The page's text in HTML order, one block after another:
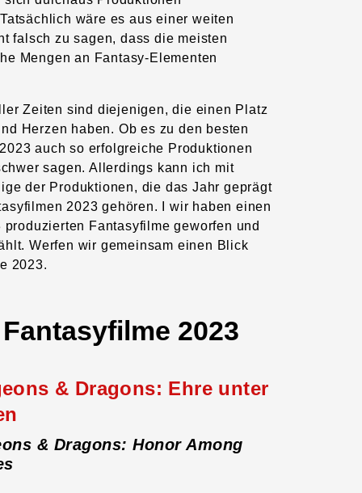
wäre es aus einer weiten
falsch zu sagen, dass die meisten
Mengen an Fantasy-Elementen
Zeiten sind diejenigen, die einen Platz
Herzen haben. Ob es zu den besten
auch so erfolgreiche Produktionen
sagen. Allerdings kann ich mit
der Produktionen, die das Jahr geprägt
2023 gehören. I wir haben einen
Fantasyfilme geworfen und
Werfen wir gemeinsam einen Blick
2023.
2023
& Dragons: Ehre unter
& Dragons: Honor Among